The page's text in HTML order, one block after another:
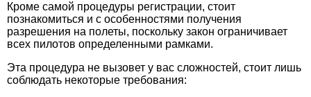
Кроме самой процедуры регистрации, стоит
познакомиться и с особенностями получения
разрешения на полеты, поскольку закон ограничивает
всех пилотов определенными рамками.
Эта процедура не вызовет у вас сложностей, стоит лишь
соблюдать некоторые требования: